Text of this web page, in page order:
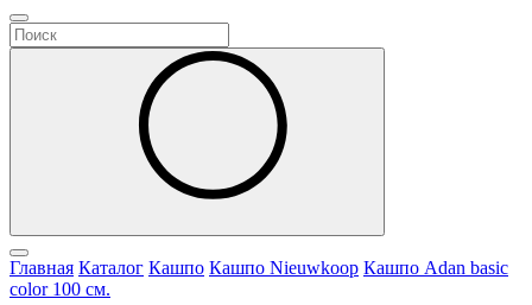
Главная Каталог Кашпо Кашпо Nieuwkoop Кашпо Adan basic
color 100 см.